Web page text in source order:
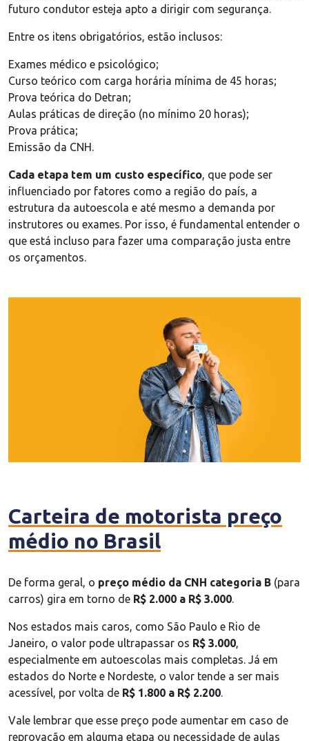
futuro condutor esteja apto a dirigir com segurança.
Entre os itens obrigatórios, estão inclusos:
Exames médico e psicológico;
Curso teórico com carga horária mínima de 45 horas;
Prova teórica do Detran;
Aulas práticas de direção (no mínimo 20 horas);
Prova prática;
Emissão da CNH.
Cada etapa tem um custo específico, que pode ser
influenciado por fatores como a região do país, a
estrutura da autoescola e até mesmo a demanda por
instrutores ou exames. Por isso, é fundamental entender o
que está incluso para fazer uma comparação justa entre
os orçamentos.
Carteira de motorista preço
médio no Brasil
De forma geral, o preço médio da CNH categoria B (para
carros) gira em torno de R$ 2.000 a R$ 3.000.
Nos estados mais caros, como São Paulo e Rio de
Janeiro, o valor pode ultrapassar os R$ 3.000,
especialmente em autoescolas mais completas. Já em
estados do Norte e Nordeste, o valor tende a ser mais
acessível, por volta de R$ 1.800 a R$ 2.200.
Vale lembrar que esse preço pode aumentar em caso de
reprovação em alguma etapa ou necessidade de aulas